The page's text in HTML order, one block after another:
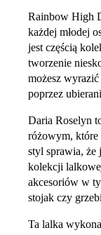
Rainbow High
każdej młodej
jest częścią
tworzenie
możesz
poprzez
Daria Roselyn
różowym, które
styl sprawia, że
kolekcji
akcesoriów w
stojak czy
Ta lalka